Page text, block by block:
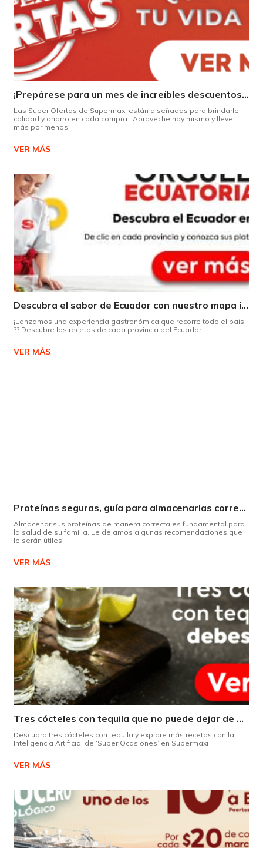
¡Prepárese para un mes de increíbles descuentos en Supermaxi!
Las Super Ofertas de Supermaxi están diseñadas para brindarle
calidad y ahorro en cada compra. ¡Aproveche hoy mismo y lleve
más por menos!
VER MÁS
Descubra el sabor de Ecuador con nuestro mapa interactivo de recetas
¡Lanzamos una experiencia gastronómica que recorre todo el país!
?? Descubre las recetas de cada provincia del Ecuador.
VER MÁS
Proteínas seguras, guía para almacenarlas correctamente Copiar
Almacenar sus proteínas de manera correcta es fundamental para
la salud de su familia. Le dejamos algunas recomendaciones que
le serán útiles
VER MÁS
Tres cócteles con tequila que no puede dejar de probar gracias a nuestra IA.
Descubra tres cócteles con tequila y explore más recetas con la
Inteligencia Artificial de ‘Super Ocasiones’ en Supermaxi
VER MÁS